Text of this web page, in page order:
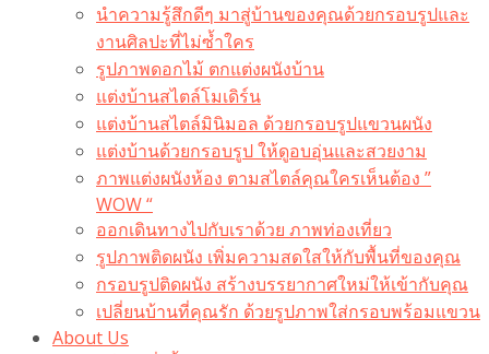
นำความรู้สึกดีๆ มาสู่บ้านของคุณด้วยกรอบรูปและ
งานศิลปะที่ไม่ซ้ำใคร
รูปภาพดอกไม้ ตกแต่งผนังบ้าน
แต่งบ้านสไตล์โมเดิร์น
แต่งบ้านสไตล์มินิมอล ด้วยกรอบรูปแขวนผนัง
แต่งบ้านด้วยกรอบรูป ให้ดูอบอุ่นและสวยงาม
ภาพแต่งผนังห้อง ตามสไตล์คุณใครเห็นต้อง ”
WOW “
ออกเดินทางไปกับเราด้วย ภาพท่องเที่ยว
รูปภาพติดผนัง เพิ่มความสดใสให้กับพื้นที่ของคุณ
กรอบรูปติดผนัง สร้างบรรยากาศใหม่ให้เข้ากับคุณ
เปลี่ยนบ้านที่คุณรัก ด้วยรูปภาพใส่กรอบพร้อมแขวน​
About Us